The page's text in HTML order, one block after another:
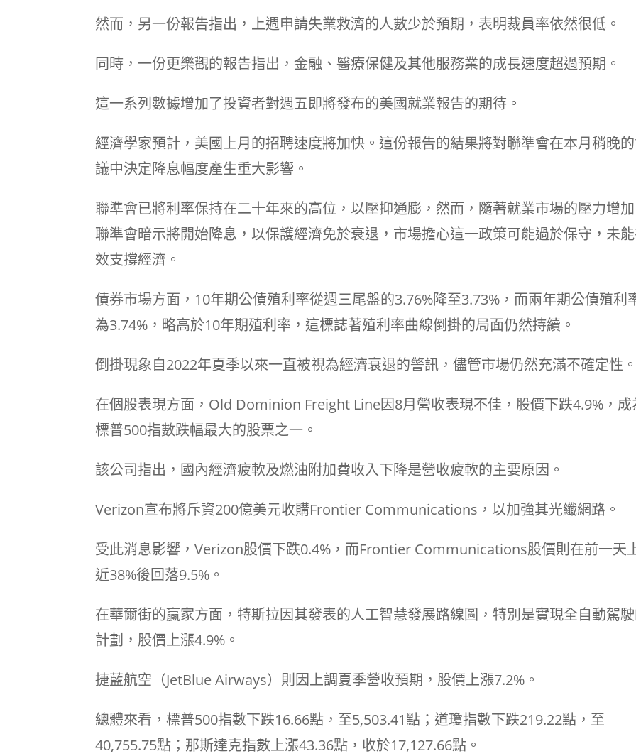
然而，另一份報告指出，上週申請失業救濟的人數少於預期，表明裁員率依然很低。
同時，一份更樂觀的報告指出，金融、醫療保健及其他服務業的成長速度超過預期。
這一系列數據增加了投資者對週五即將發布的美國就業報告的期待。
經濟學家預計，美國上月的招聘速度將加快。這份報告的結果將對聯準會在本月稍晚
議中決定降息幅度產生重大影響。
聯準會已將利率保持在二十年來的高位，以壓抑通膨，然而，隨著就業市場的壓力增
聯準會暗示將開始降息，以保護經濟免於衰退，市場擔心這一政策可能過於保守，未
效支撐經濟。
債券市場方面，10年期公債殖利率從週三尾盤的3.76%降至3.73%，而兩年期公債殖利
為3.74%，略高於10年期殖利率，這標誌著殖利率曲線倒掛的局面仍然持續。
倒掛現象自2022年夏季以來一直被視為經濟衰退的警訊，儘管市場仍然充滿不確定性
在個股表現方面，Old Dominion Freight Line因8月營收表現不佳，股價下跌4.9%，成
標普500指數跌幅最大的股票之一。
該公司指出，國內經濟疲軟及燃油附加費收入下降是營收疲軟的主要原因。
Verizon宣布將斥資200億美元收購Frontier Communications，以加強其光纖網路。
受此消息影響，Verizon股價下跌0.4%，而Frontier Communications股價則在前一天
近38%後回落9.5%。
在華爾街的贏家方面，特斯拉因其發表的人工智慧發展路線圖，特別是實現全自動駕
計劃，股價上漲4.9%。
捷藍航空（JetBlue Airways）則因上調夏季營收預期，股價上漲7.2%。
總體來看，標普500指數下跌16.66點，至5,503.41點；道瓊指數下跌219.22點，至
40,755.75點；那斯達克指數上漲43.36點，收於17,127.66點。